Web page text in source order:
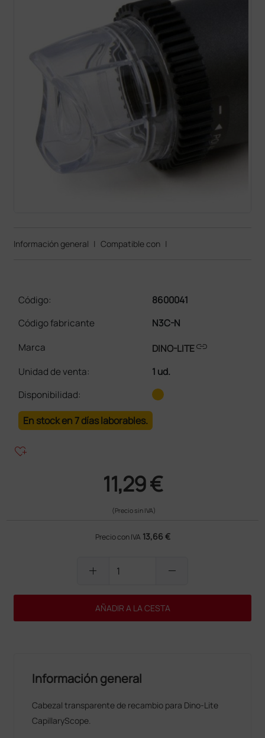
Información general | Compatible con |
Código:
8600041
Código fabricante
N3C-N
Marca
DINO-LITElink
Unidad de venta:
1 ud.
Disponibilidad:
En stock en 7 días laborables.
heart_plus
11,29 €
(Precio sin IVA)
Precio con IVA 13,66 €
add remove
AÑADIR A LA CESTA
Información general
Cabezal transparente de recambio para Dino-Lite
CapillaryScope.